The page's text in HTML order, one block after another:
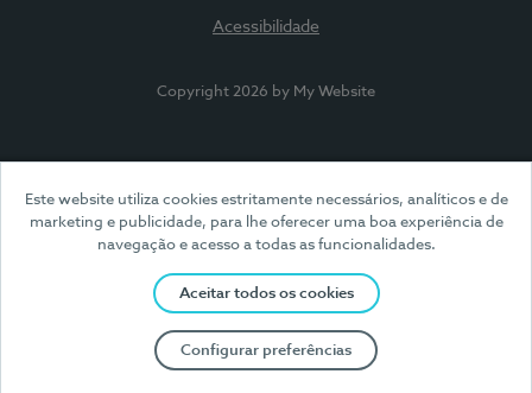
Este website utiliza cookies estritamente necessários, analíticos e de
marketing e publicidade, para lhe oferecer uma boa experiência de
navegação e acesso a todas as funcionalidades.
Aceitar todos os cookies
Configurar preferências
Acessibilidade
Copyright 2026 by My Website